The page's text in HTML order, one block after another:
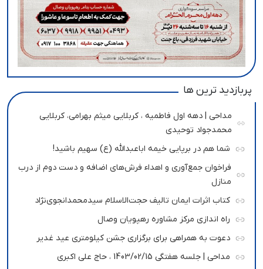
پربازدید ترین ها
مداحی | دهه اول فاطمیه ، کربلایی میثم بهرامی، کربلایی
محمدجواد توحیدی
شما هم در برپایی خیمه اباعبدالله (ع) سهیم باشید!
فراخوان جمع‌آوری و اهداء فرش‌های اضافه و دست دوم از درب
منازل
کتاب اثرات ایمان تالیف حجت‌الاسلام سیدمحمدانجوی‌نژاد
راه اندازی مرکز مشاوره رهپویان وصال
دعوت به همراهی برای برگزاری جشن کیلومتری عید غدیر
مداحی | جلسه هفتگی 1403/02/15 ، حاج علی اکبری